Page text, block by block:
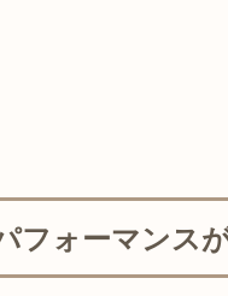
フォーマンス